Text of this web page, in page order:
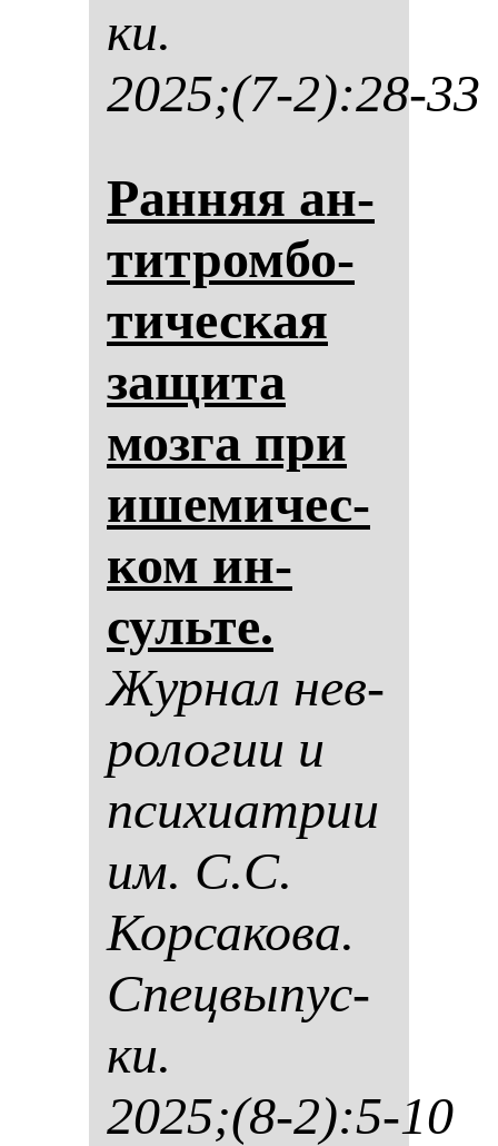
ки.
2025;(7-2):28-33
Ран­няя ан­
тит­ром­бо­
ти­чес­кая
за­щи­та
моз­га при
ише­ми­чес­
ком ин­
суль­те.
Жур­нал нев­
ро­ло­гии и
пси­хи­ат­рии
им. С.С.
Кор­са­ко­ва.
Спец­вы­пус­
ки.
2025;(8-2):5-10